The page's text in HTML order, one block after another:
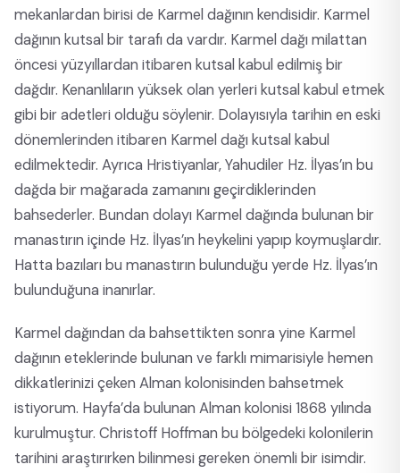
mekanlardan birisi de Karmel dağının kendisidir. Karmel
dağının kutsal bir tarafı da vardır. Karmel dağı milattan
öncesi yüzyıllardan itibaren kutsal kabul edilmiş bir
dağdır. Kenanlıların yüksek olan yerleri kutsal kabul etmek
gibi bir adetleri olduğu söylenir. Dolayısıyla tarihin en eski
dönemlerinden itibaren Karmel dağı kutsal kabul
edilmektedir. Ayrıca Hristiyanlar, Yahudiler Hz. İlyas’ın bu
dağda bir mağarada zamanını geçirdiklerinden
bahsederler. Bundan dolayı Karmel dağında bulunan bir
manastırın içinde Hz. İlyas’ın heykelini yapıp koymuşlardır.
Hatta bazıları bu manastırın bulunduğu yerde Hz. İlyas’ın
bulunduğuna inanırlar.
Karmel dağından da bahsettikten sonra yine Karmel
dağının eteklerinde bulunan ve farklı mimarisiyle hemen
dikkatlerinizi çeken Alman kolonisinden bahsetmek
istiyorum. Hayfa’da bulunan Alman kolonisi 1868 yılında
kurulmuştur. Christoff Hoffman bu bölgedeki kolonilerin
tarihini araştırırken bilinmesi gereken önemli bir isimdir.